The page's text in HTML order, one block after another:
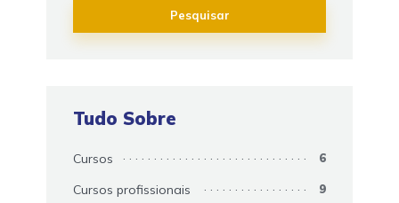
Pesquisar
Tudo Sobre
Cursos 6
Cursos profissionais 9